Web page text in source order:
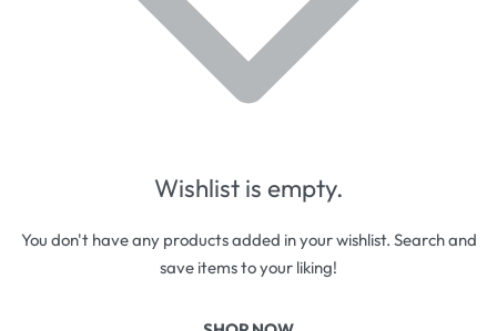
Wishlist is empty.
You don't have any products added in your wishlist. Search and
save items to your liking!